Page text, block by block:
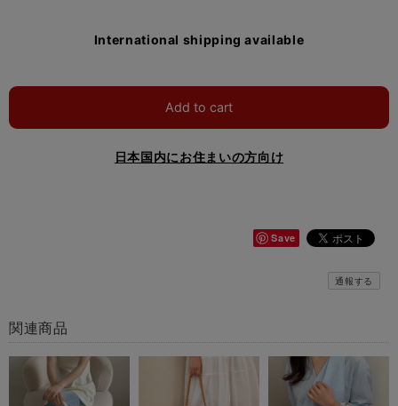
International shipping available
Add to cart
日本国内にお住まいの方向け
Save
通報する
関連商品